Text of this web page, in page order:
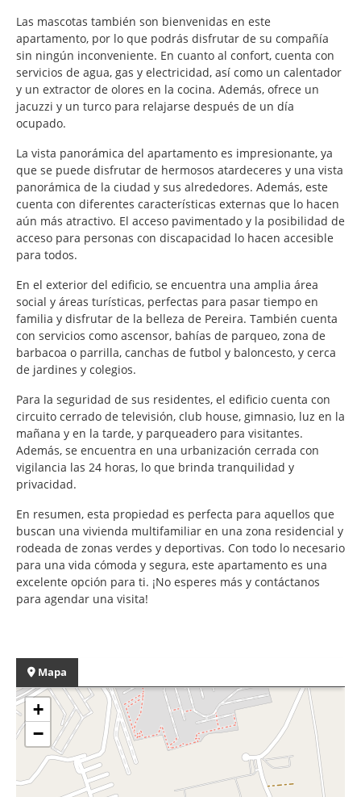
Las mascotas también son bienvenidas en este
apartamento, por lo que podrás disfrutar de su compañía
sin ningún inconveniente. En cuanto al confort, cuenta con
servicios de agua, gas y electricidad, así como un calentador
y un extractor de olores en la cocina. Además, ofrece un
jacuzzi y un turco para relajarse después de un día
ocupado.
La vista panorámica del apartamento es impresionante, ya
que se puede disfrutar de hermosos atardeceres y una vista
panorámica de la ciudad y sus alrededores. Además, este
cuenta con diferentes características externas que lo hacen
aún más atractivo. El acceso pavimentado y la posibilidad de
acceso para personas con discapacidad lo hacen accesible
para todos.
En el exterior del edificio, se encuentra una amplia área
social y áreas turísticas, perfectas para pasar tiempo en
familia y disfrutar de la belleza de Pereira. También cuenta
con servicios como ascensor, bahías de parqueo, zona de
barbacoa o parrilla, canchas de futbol y baloncesto, y cerca
de jardines y colegios.
Para la seguridad de sus residentes, el edificio cuenta con
circuito cerrado de televisión, club house, gimnasio, luz en la
mañana y en la tarde, y parqueadero para visitantes.
Además, se encuentra en una urbanización cerrada con
vigilancia las 24 horas, lo que brinda tranquilidad y
privacidad.
En resumen, esta propiedad es perfecta para aquellos que
buscan una vivienda multifamiliar en una zona residencial y
rodeada de zonas verdes y deportivas. Con todo lo necesario
para una vida cómoda y segura, este apartamento es una
excelente opción para ti. ¡No esperes más y contáctanos
para agendar una visita!
Mapa
+
−